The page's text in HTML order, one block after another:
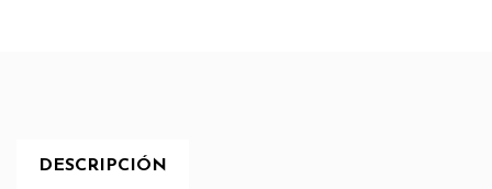
DESCRIPCIÓN